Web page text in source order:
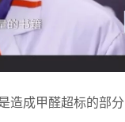
造成甲醛超标的部